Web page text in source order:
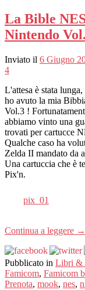
La Bible
Nintendo
Inviato il 6 Giugno
4
L'attesa è stata
ho avuto la mia
Vol.3 !
abbiamo vinto una
trovati per cartucce
Qualche caso ha
Zelda II mandato da
Una cartuccia che è
Pix'n.
pix_01
Continua a leggere →
Pubblicato in Libri &
Famicom, Famicom
Prenota, mook, nes,